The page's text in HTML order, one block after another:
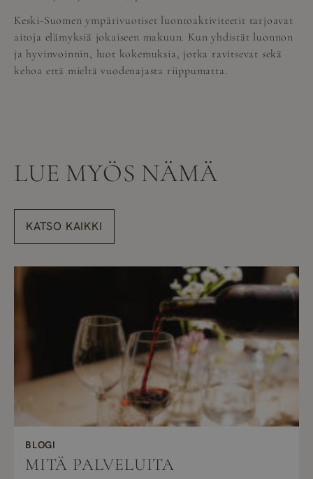
Keski-Suomen ympärivuotiset luontoaktiviteetit tarjoavat
aitoja elämyksiä jokaiseen makuun. Kun yhdistät luonnon
ja hyvinvoinnin, luot kokemuksia, jotka ravitsevat sekä
kehoa että mieltä vuodenajasta riippumatta.
LUE MYÖS NÄMÄ
KATSO KAIKKI
BLOGI
MITÄ PALVELUITA